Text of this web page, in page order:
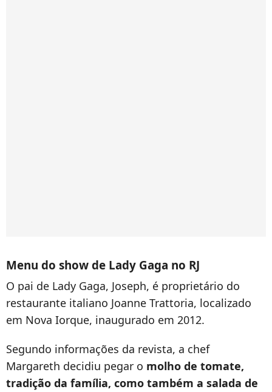
Menu do show de Lady Gaga no RJ
O pai de Lady Gaga, Joseph, é proprietário do
restaurante italiano Joanne Trattoria, localizado
em Nova Iorque, inaugurado em 2012.
Segundo informações da revista, a chef
Margareth decidiu pegar o molho de tomate,
tradição da família, como também a salada de